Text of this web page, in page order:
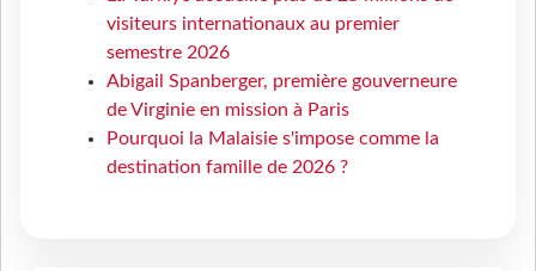
visiteurs internationaux au premier
semestre 2026
Abigail Spanberger, première gouverneure
de Virginie en mission à Paris
Pourquoi la Malaisie s'impose comme la
destination famille de 2026 ?